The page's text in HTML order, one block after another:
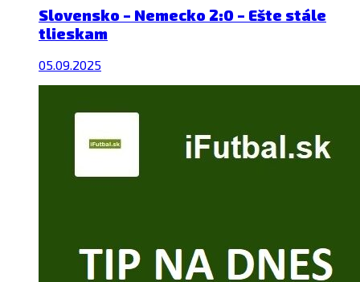
Slovensko – Nemecko 2:0 – Ešte stále
tlieskam
05.09.2025